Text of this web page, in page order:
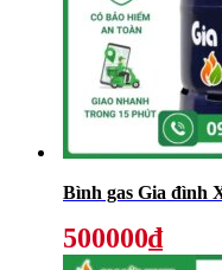
Bình gas Gia đình
500000₫